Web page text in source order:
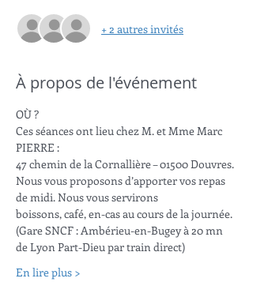
+ 2 autres invités
À propos de l'événement
OÙ ?
Ces séances ont lieu chez M. et Mme Marc
PIERRE :
47 chemin de la Cornallière – 01500 Douvres.
Nous vous proposons d’apporter vos repas
de midi. Nous vous servirons
boissons, café, en-cas au cours de la journée.
(Gare SNCF : Ambérieu-en-Bugey à 20 mn
de Lyon Part-Dieu par train direct)
En lire plus >